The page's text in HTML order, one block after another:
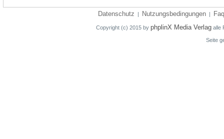
Datenschutz | Nutzungsbedingungen | Faq
Copyright (c) 2015 by phplinX Media Verlag alle
Seite